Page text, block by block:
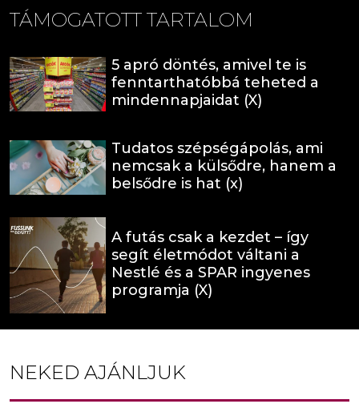
TÁMOGATOTT TARTALOM
5 apró döntés, amivel te is
fenntarthatóbbá teheted a
mindennapjaidat (X)
Tudatos szépségápolás, ami
nemcsak a külsődre, hanem a
belsődre is hat (x)
A futás csak a kezdet – így
segít életmódot váltani a
Nestlé és a SPAR ingyenes
programja (X)
NEKED AJÁNLJUK